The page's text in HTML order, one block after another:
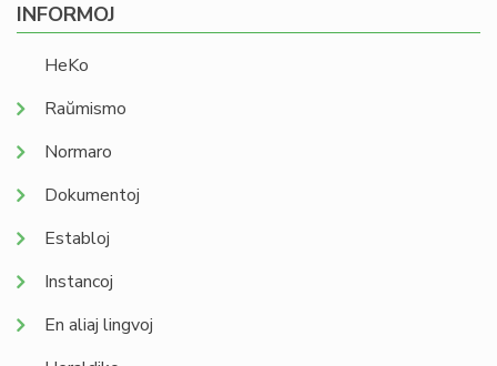
INFORMOJ
HeKo
Raŭmismo
Normaro
Dokumentoj
Establoj
Instancoj
En aliaj lingvoj